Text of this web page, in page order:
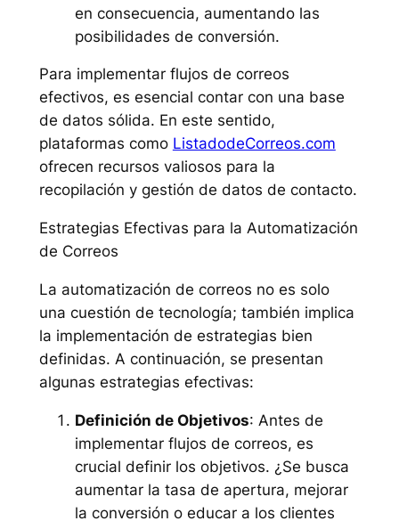
en consecuencia, aumentando las
posibilidades de conversión.
Para implementar flujos de correos
efectivos, es esencial contar con una base
de datos sólida. En este sentido,
plataformas como ListadodeCorreos.com
ofrecen recursos valiosos para la
recopilación y gestión de datos de contacto.
Estrategias Efectivas para la Automatización
de Correos
La automatización de correos no es solo
una cuestión de tecnología; también implica
la implementación de estrategias bien
definidas. A continuación, se presentan
algunas estrategias efectivas:
Definición de Objetivos: Antes de
implementar flujos de correos, es
crucial definir los objetivos. ¿Se busca
aumentar la tasa de apertura, mejorar
la conversión o educar a los clientes